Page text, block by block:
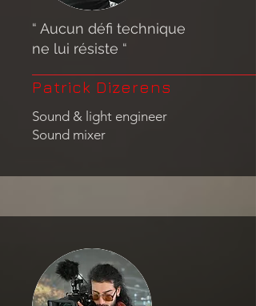
“ Aucun défi technique
ne lui résiste “
Patrick Dizerens
Sound & light engineer
Sound mixer